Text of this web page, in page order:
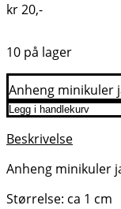
kr20,-
10 på lager
Anheng minikuler
Legg i handlekurv
Beskrivelse
Anheng minikuler
Størrelse: ca 1 cm